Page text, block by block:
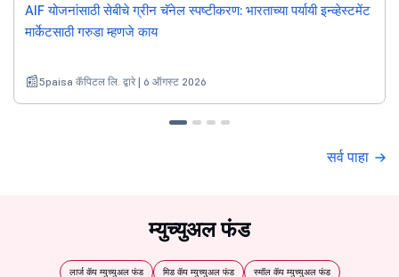
AIF योजनांसाठी सेबीचे ग्रीन चॅनेल स्पष्टीकरण: भारताच्या पर्यायी इन्व्हेस्टमेंट
मार्केटसाठी गरुडा म्हणजे काय
5paisa कॅपिटल लि. द्वारे | 6 ऑगस्ट 2026
सर्व पाहा
म्युच्युअल फंड
लार्ज कॅप म्युच्युअल फंड मिड कॅप म्युच्युअल फंड
स्मॉल कॅप म्युच्युअल फंड